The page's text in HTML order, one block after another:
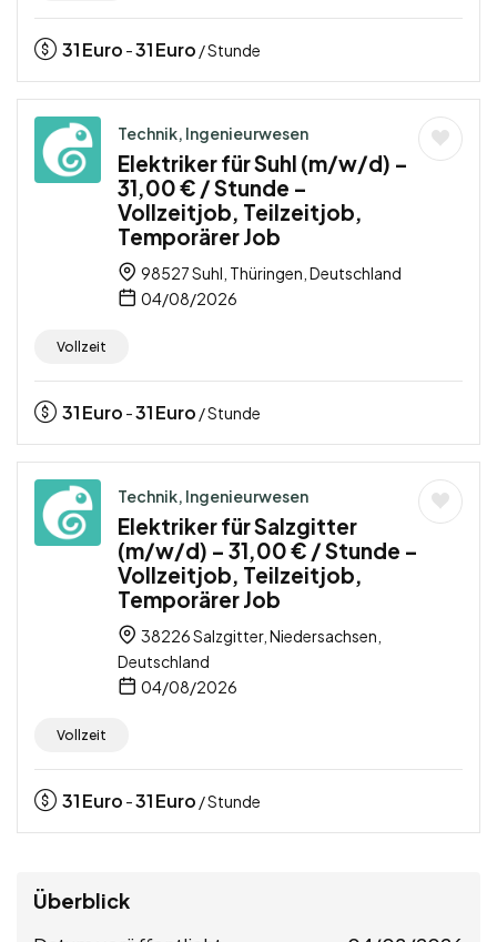
31Euro -31Euro / Stunde
Technik, Ingenieurwesen
Elektriker für Suhl (m/w/d) –
31,00 € / Stunde –
Vollzeitjob, Teilzeitjob,
Temporärer Job
98527 Suhl, Thüringen, Deutschland
04/08/2026
Vollzeit
31Euro -31Euro / Stunde
Technik, Ingenieurwesen
Elektriker für Salzgitter
(m/w/d) – 31,00 € / Stunde –
Vollzeitjob, Teilzeitjob,
Temporärer Job
38226 Salzgitter, Niedersachsen,
Deutschland
04/08/2026
Vollzeit
31Euro -31Euro / Stunde
Überblick